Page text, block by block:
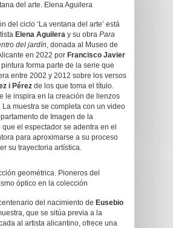
del arte. Elena Aguilera
del ciclo ‘La ventana del arte’ está
Elena Aguilera y su obra Para
del jardín, donada al Museo de
en 2022 por Francisco Javier
pintura forma parte de la serie que
entre 2002 y 2012 sobre los versos
i Pérez de los que toma el título.
le inspira en la creación de lienzos
La muestra se completa con un video
de Imagen de la
el espectador se adentra en el
para aproximarse a su proceso
su trayectoria artística.
geométrica. Pioneros del
óptico en la colección
del nacimiento de Eusebio
que se sitúa previa a la
al artista alicantino, ofrece una